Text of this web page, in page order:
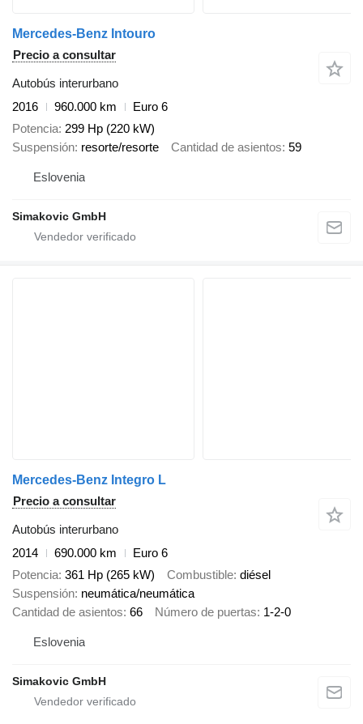
Mercedes-Benz Intouro
Precio a consultar
Autobús interurbano
2016
960.000 km
Euro 6
Potencia 299 Hp (220 kW)
Suspensión resorte/resorte Cantidad de asientos 59
Eslovenia
Simakovic GmbH
Mercedes-Benz Integro L
Precio a consultar
Autobús interurbano
2014
690.000 km
Euro 6
Potencia 361 Hp (265 kW) Combustible diésel
Suspensión neumática/neumática
Cantidad de asientos 66 Número de puertas 1-2-0
Eslovenia
Simakovic GmbH